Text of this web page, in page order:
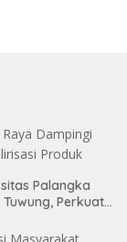
Palangka
Perkuat